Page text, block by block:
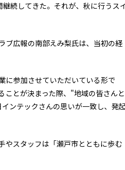
続してきた。それが、秋に行うス
ブ広報の南部えみ梨氏は、当初の経
に参加させていただいている形で
ことが決まった際、"地域の皆さんと
ンテックさんの思いが一致し、発
やスタッフは「瀬戸市とともに歩む